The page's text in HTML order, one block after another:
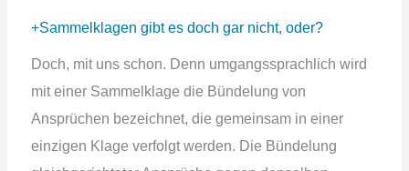
Sammelklagen gibt es doch gar nicht, oder?
Doch, mit uns schon. Denn umgangssprachlich wird
mit einer Sammelklage die Bündelung von
Ansprüchen bezeichnet, die gemeinsam in einer
einzigen Klage verfolgt werden. Die Bündelung